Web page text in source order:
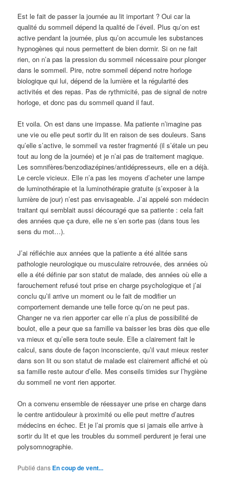
Est le fait de passer la journée au lit important ? Oui car la
qualité du sommeil dépend la qualité de l’éveil. Plus qu’on est
active pendant la journée, plus qu’on accumule les substances
hypnogènes qui nous permettent de bien dormir. Si on ne fait
rien, on n’a pas la pression du sommeil nécessaire pour plonger
dans le sommeil. Pire, notre sommeil dépend notre horloge
biologique qui lui, dépend de la lumière et la régularité des
activités et des repas. Pas de rythmicité, pas de signal de notre
horloge, et donc pas du sommeil quand il faut.
Et voila. On est dans une impasse. Ma patiente n’imagine pas
une vie ou elle peut sortir du lit en raison de ses douleurs. Sans
qu’elle s’active, le sommeil va rester fragmenté (il s’étale un peu
tout au long de la journée) et je n’ai pas de traitement magique.
Les somnifères/benzodiazépines/antidépresseurs, elle en a déjà.
Le cercle vicieux. Elle n’a pas les moyens d’acheter une lampe
de luminothérapie et la luminothérapie gratuite (s’exposer à la
lumière de jour) n’est pas envisageable. J’ai appelé son médecin
traitant qui semblait aussi découragé que sa patiente : cela fait
des années que ça dure, elle ne s’en sorte pas (dans tous les
sens du mot…).
J’ai réfléchie aux années que la patiente a été alitée sans
pathologie neurologique ou musculaire retrouvée, des années où
elle a été définie par son statut de malade, des années où elle a
farouchement refusé tout prise en charge psychologique et j’ai
conclu qu’il arrive un moment ou le fait de modifier un
comportement demande une telle force qu’on ne peut pas.
Changer ne va rien apporter car elle n’a plus de possibilité de
boulot, elle a peur que sa famille va baisser les bras dès que elle
va mieux et qu’elle sera toute seule. Elle a clairement fait le
calcul, sans doute de façon inconsciente, qu’il vaut mieux rester
dans son lit ou son statut de malade est clairement affiché et où
sa famille reste autour d’elle. Mes conseils timides sur l’hygiène
du sommeil ne vont rien apporter.
On a convenu ensemble de réessayer une prise en charge dans
le centre antidouleur à proximité ou elle peut mettre d’autres
médecins en échec. Et je l’ai promis que si jamais elle arrive à
sortir du lit et que les troubles du sommeil perdurent je ferai une
polysomnographie.
Publié dans En coup de vent...